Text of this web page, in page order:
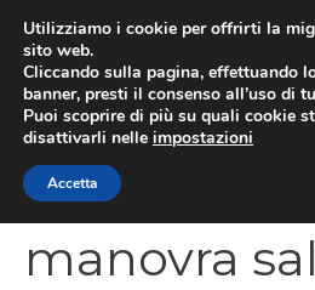
contenuto
manovra
Utilizziamo i cookie per offrirti la
sito web.
Cliccando sulla pagina, effettuando
banner, presti il consenso all’uso di
Puoi scoprire di più su quali cookie
disattivarli nelle impostazioni
Accetta